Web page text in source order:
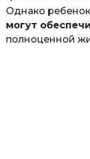
Однако
могут
полноценной